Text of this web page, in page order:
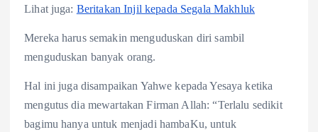
Lihat juga: Beritakan Injil kepada Segala Makhluk
Mereka harus semakin menguduskan diri sambil
menguduskan banyak orang.
Hal ini juga disampaikan Yahwe kepada Yesaya ketika
mengutus dia mewartakan Firman Allah: “Terlalu sedikit
bagimu hanya untuk menjadi hambaKu, untuk